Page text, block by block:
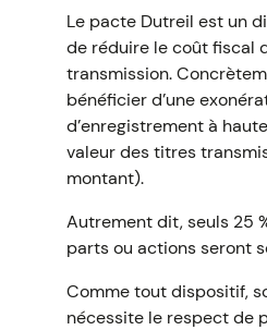
Le pacte Dutreil est un
de réduire le coût fiscal
transmission.
bénéficier d’une
d’enregistrement à
valeur des titres
montant).
Autrement dit, seuls 25
parts ou actions seront
Comme tout dispositif,
nécessite le respect de